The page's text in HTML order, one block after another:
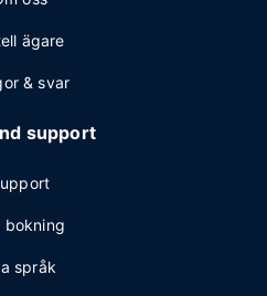
ägare
& svar
support
bokning
språk